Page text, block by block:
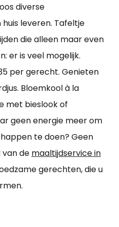
diverse
leveren. Tafeltje
die alleen maar even
er is veel mogelijk.
per gerecht. Genieten
Bloemkool à la
met bieslook of
geen energie meer om
te doen? Geen
de maaltijdservice in
gerechten, die u